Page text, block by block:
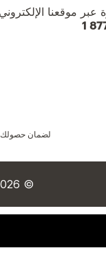
موقعنا
1
لضمان حصولك
© 2026 IHG. جميع الحقوق محفوظة. معظم الفنادق ذات ملكية وتشغيل مستقل.